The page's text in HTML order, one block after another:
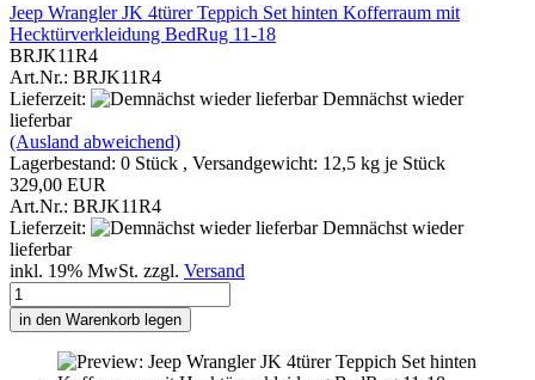
Jeep Wrangler JK 4türer Teppich Set hinten Kofferraum mit
Hecktürverkleidung BedRug 11-18
BRJK11R4
Art.Nr.: BRJK11R4
Lieferzeit:
Demnächst wieder
lieferbar
(Ausland abweichend)
Lagerbestand: 0 Stück , Versandgewicht: 12,5 kg je Stück
329,00 EUR
Art.Nr.: BRJK11R4
Lieferzeit:
Demnächst wieder
lieferbar
inkl. 19% MwSt. zzgl. Versand
in den Warenkorb legen